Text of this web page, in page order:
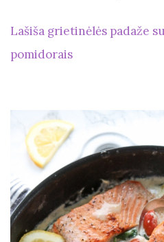
Lašiša grietinėlės padaže
pomidorais